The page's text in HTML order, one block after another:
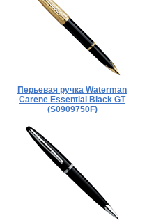
Перьевая ручка Waterman
Carene Essential Black GT
(S0909750F)